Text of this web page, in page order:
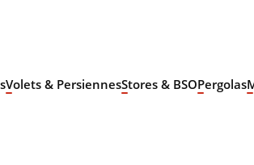
Volets & PersiennesStores & BSOPergolas